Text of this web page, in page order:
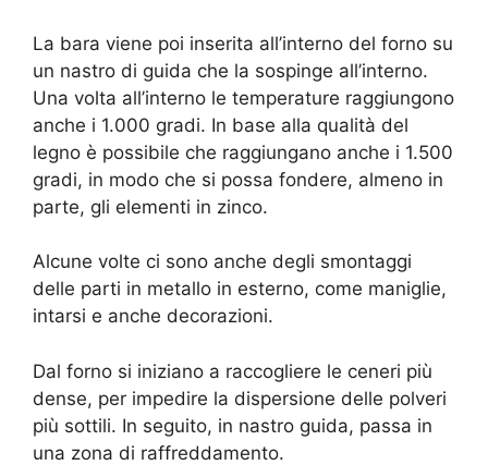
La bara viene poi inserita all’interno del forno su
un nastro di guida che la sospinge all’interno.
Una volta all’interno le temperature raggiungono
anche i 1.000 gradi. In base alla qualità del
legno è possibile che raggiungano anche i 1.500
gradi, in modo che si possa fondere, almeno in
parte, gli elementi in zinco.
Alcune volte ci sono anche degli smontaggi
delle parti in metallo in esterno, come maniglie,
intarsi e anche decorazioni.
Dal forno si iniziano a raccogliere le ceneri più
dense, per impedire la dispersione delle polveri
più sottili. In seguito, in nastro guida, passa in
una zona di raffreddamento.